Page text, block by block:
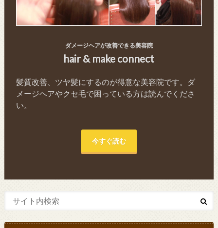
ダメージヘアが改善できる美容院
hair & make connect
髪質改善、ツヤ髪にするのが得意な美容院です。ダ
メージヘアやクセ毛で困っている方は読んでくださ
い。
今すぐ読む